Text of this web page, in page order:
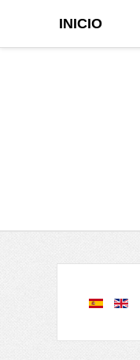
INICIO